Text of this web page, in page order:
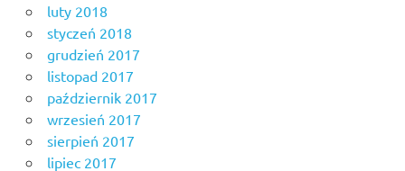
luty 2018
styczeń 2018
grudzień 2017
listopad 2017
październik 2017
wrzesień 2017
sierpień 2017
lipiec 2017